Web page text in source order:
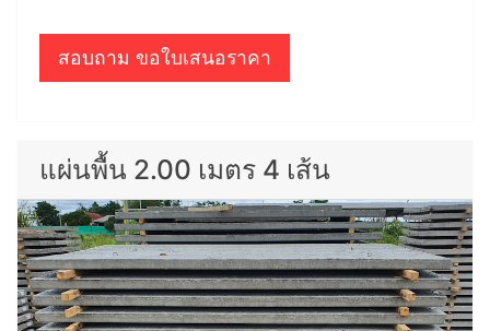
สอบถาม ขอใบเสนอราคา
แผ่นพื้น 2.00 เมตร 4 เส้น